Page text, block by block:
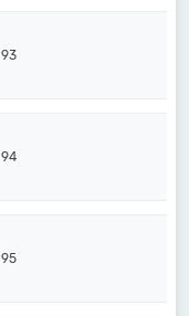
93
94
95